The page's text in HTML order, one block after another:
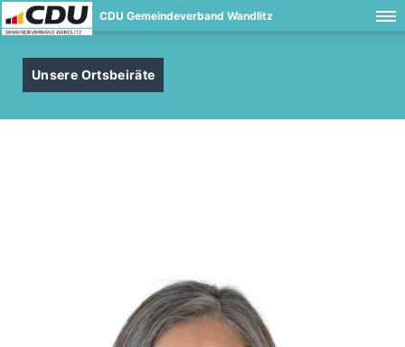
CDU Gemeindeverband Wandlitz
Unsere Ortsbeiräte